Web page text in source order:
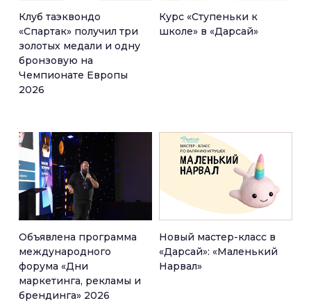
Клуб таэквондо
«Спартак» получил три
золотых медали и одну
бронзовую на
Чемпионате Европы
2026
Курс «Ступеньки к
школе» в «Дарсай»
Объявлена программа
международного
форума «Дни
маркетинга, рекламы и
брендинга» 2026
Новый мастер-класс в
«Дарсай»: «Маленький
Нарвал»